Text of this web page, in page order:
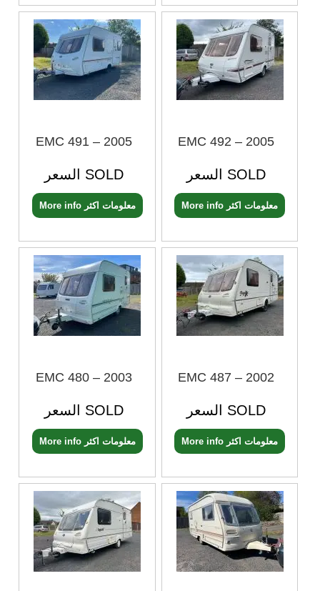
EMC 491 – 2005
السعر SOLD
More info معلومات اكثر
EMC 492 – 2005
السعر SOLD
More info معلومات اكثر
EMC 480 – 2003
السعر SOLD
More info معلومات اكثر
EMC 487 – 2002
السعر SOLD
More info معلومات اكثر